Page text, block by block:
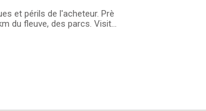
et périls de l'acheteur. Prè
du fleuve, des parcs. Visite